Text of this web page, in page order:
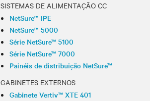
SISTEMAS DE ALIMENTAÇÃO CC
NetSure™ IPE
NetSure™ 5000
Série NetSure™ 5100
Série NetSure™ 7000
Painéis de distribuição NetSure™
GABINETES EXTERNOS
Gabinete Vertiv™ XTE 401